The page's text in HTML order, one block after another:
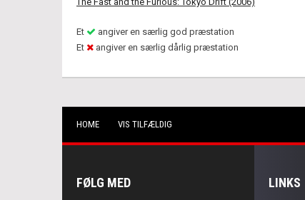
Et
angiver en særlig god præstation
Et
angiver en særlig dårlig præstation
HOME VIS TILFÆLDIG
FØLG MED LINKS